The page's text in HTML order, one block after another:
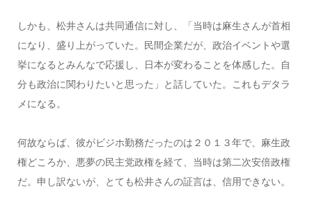
しかも、松井さんは共同通信に対し、「当時は麻生さんが首相
になり、盛り上がっていた。民間企業だが、政治イベントや選
挙になるとみんなで応援し、日本が変わることを体感した。自
分も政治に関わりたいと思った」と話していた。これもデタラ
メになる。
何故ならば、彼がビジホ勤務だったのは２０１３年で、麻生政
権どころか、悪夢の民主党政権を経て、当時は第二次安倍政権
だ。申し訳ないが、とても松井さんの証言は、信用できない。